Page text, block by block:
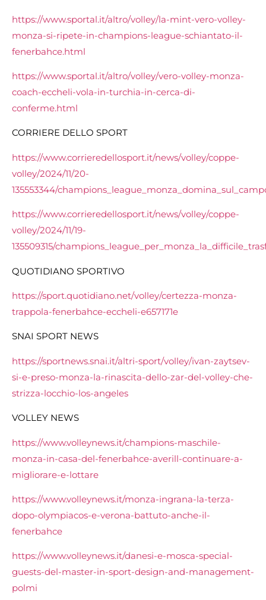
https://www.sportal.it/altro/volley/la-mint-vero-volley-
monza-si-ripete-in-champions-league-schiantato-il-
fenerbahce.html
https://www.sportal.it/altro/volley/vero-volley-monza-
coach-eccheli-vola-in-turchia-in-cerca-di-
conferme.html
CORRIERE DELLO SPORT
https://www.corrieredellosport.it/news/volley/coppe-
volley/2024/11/20-
135553344/
https://www.corrieredellosport.it/news/volley/coppe-
volley/2024/11/19-
135509315/
QUOTIDIANO SPORTIVO
https://sport.quotidiano.net/volley/certezza-monza-
trappola-fenerbahce-eccheli-e657171e
SNAI SPORT NEWS
https://sportnews.snai.it/altri-sport/volley/ivan-zaytsev-
si-e-preso-monza-la-rinascita-dello-zar-del-volley-che-
strizza-locchio-los-angeles
VOLLEY NEWS
https://www.volleynews.it/champions-maschile-
monza-in-casa-del-fenerbahce-averill-continuare-a-
migliorare-e-lottare
https://www.volleynews.it/monza-ingrana-la-terza-
dopo-olympiacos-e-verona-battuto-anche-il-
fenerbahce
https://www.volleynews.it/danesi-e-mosca-special-
guests-del-master-in-sport-design-and-management-
polmi